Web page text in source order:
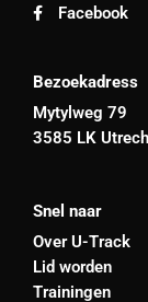
Facebook
Bezoekadress
Mytylweg 79
3585 LK
Snel naar
Over U-Track
Lid worden
Trainingen